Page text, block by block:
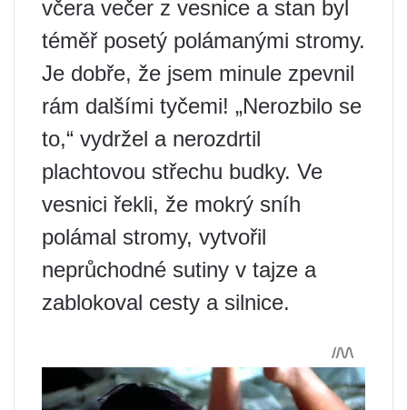
včera večer z vesnice a stan byl
téměř posetý polámanými stromy.
Je dobře, že jsem minule zpevnil
rám dalšími tyčemi! „Nerozbilo se
to,“ vydržel a nerozdrtil
plachtovou střechu budky. Ve
vesnici řekli, že mokrý sníh
polámal stromy, vytvořil
neprůchodné sutiny v tajze a
zablokoval cesty a silnice.